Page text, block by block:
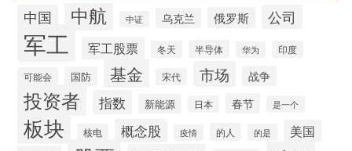
中国 中航 中证 乌克兰 俄罗斯 公司
军工 军工股票 冬天 半导体 华为 印度
可能会 国防 基金 宋代 市场 战争
投资者 指数 新能源 日本 春节 是一个
板块 核电 概念股 疫情 的人 的是 美国